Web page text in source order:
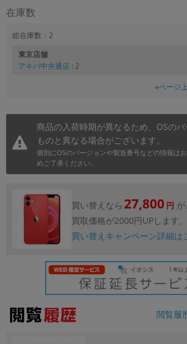
在庫数
総在庫数：2
東京店舗
アキバ中央通店 : 2
※ページ
商品の入荷時期が異なるため、OSの
ものと異なる場合がございます。
個別にOSのバージョンや製造番号などの情報は
めご了承ください。
買い替えなら 27,800 円 が
買取価格が2000円UPします。
買い替えキャンペーン詳細は
閲覧履